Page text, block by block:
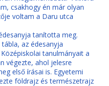
csakhogy én már olyan
voltam a Daru utca
tanította meg.
az édesanyja
tanulmányait a
végezte, ahol jelesre
első írásai is. Egyetemi
földrajz és természetrajz